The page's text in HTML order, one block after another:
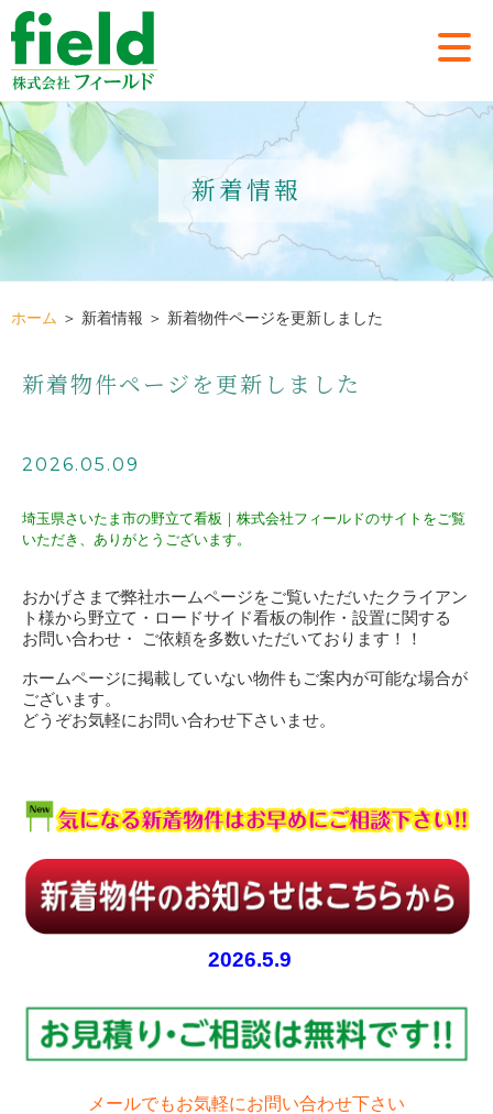
新着情報
ホーム ＞ 新着情報 ＞ 新着物件ページを更新しました
新着物件ページを更新しました
2026.05.09
埼玉県さいたま市の野立て看板｜株式会社フィールドのサイトをご覧
いただき、ありがとうございます。
おかげさまで弊社ホームページをご覧いただいたクライアン
ト様から野立て・ロードサイド看板の制作・設置に関する
お問い合わせ・ ご依頼を多数いただいております！！
ホームページに掲載していない物件もご案内が可能な場合が
ございます。
どうぞお気軽にお問い合わせ下さいませ。
2026.5.9
メールでもお気軽にお問い合わせ下さい